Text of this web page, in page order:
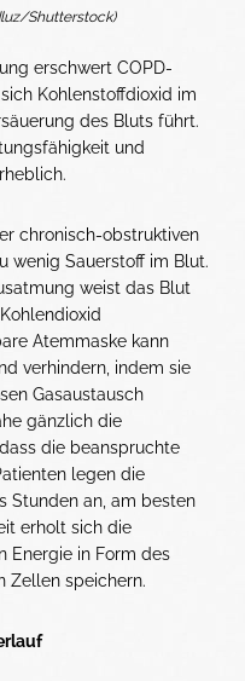
Shutterstock)
erschwert COPD-
Kohlenstoffdioxid im
des Bluts führt.
und
chronisch-obstruktiven
wenig Sauerstoff im Blut.
weist das Blut
Atemmaske kann
verhindern, indem sie
Gasaustausch
gänzlich die
die beanspruchte
legen die
Stunden an, am besten
erholt sich die
Energie in Form des
Zellen speichern.